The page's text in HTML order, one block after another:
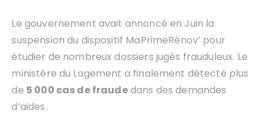
Le gouvernement avait annoncé en Juin la
suspension du dispositif MaPrimeRénov’ pour
étudier de nombreux dossiers jugés frauduleux. Le
ministère du Logement a finalement détecté plus
de 5 000 cas de fraudedans des demandes
d’aides.